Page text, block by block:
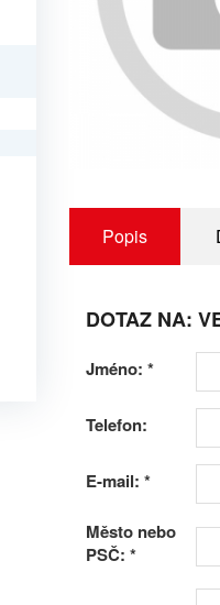
Popis
DOTAZ NA:
Jméno: *
Telefon:
E-mail: *
Město nebo
PSČ: *